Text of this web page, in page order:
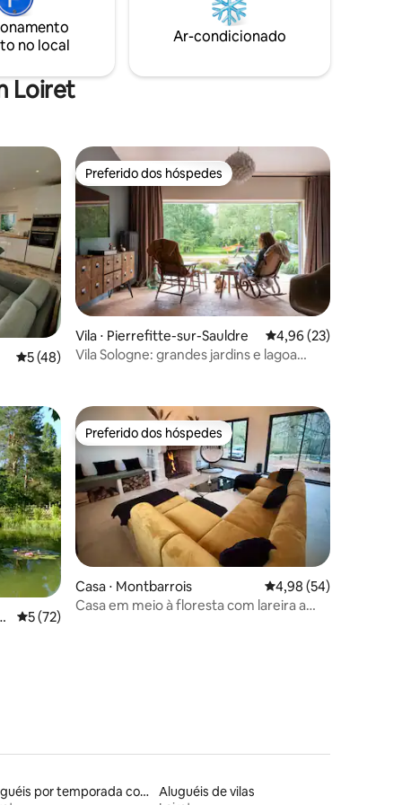
única.
no local
Ar-condicionado
Loiret
hóspedes
5 de uma avaliação média de 5, 48 avaliações
5 (48)
Preferido dos hóspedes
Preferido dos hóspedes
Vila ⋅ Pierrefitte-sur-Sauldre 4,96 de uma
4,96 (23)
Vila Sologne: grandes jardins e lagoa
hóspedes
5 de uma avaliação média de 5, 72 avaliações
5 (72)
Preferido dos hóspedes
Preferido dos hóspedes
Casa ⋅ Montbarrois 4,98 de uma
4,98 (54)
Casa em meio à floresta com lareira a
Aluguéis por temporada com caiaque
Aluguéis de vilas